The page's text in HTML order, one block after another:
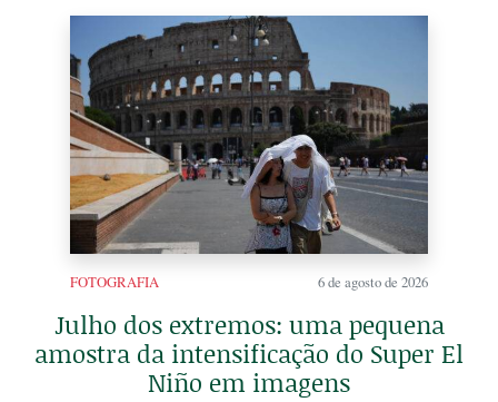
FOTOGRAFIA 6 de agosto de 2026
Julho dos extremos: uma pequena
amostra da intensificação do Super El
Niño em imagens